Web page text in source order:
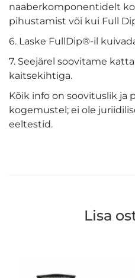
naaberkomponentidelt
pihustamist või kui Full
6. Laske FullDip®-il
7. Seejärel soovitame
kaitsekihtiga.
Kõik info on soovituslik ja
kogemustel; ei ole
eeltestid.
Lisa